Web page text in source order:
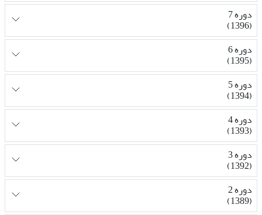
دوره 7
(1396)
دوره 6
(1395)
دوره 5
(1394)
دوره 4
(1393)
دوره 3
(1392)
دوره 2
(1389)